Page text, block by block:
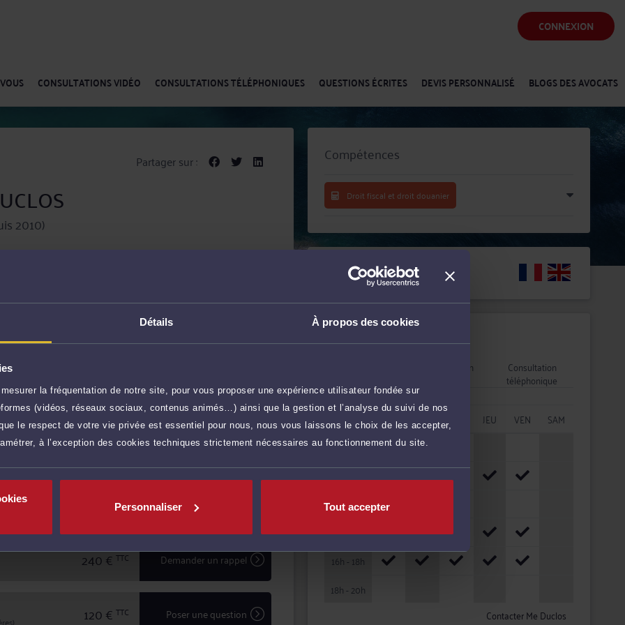
Détails À propos des cookies
la fréquentation de notre site, pour vous proposer une expérience utilisateur fondée sur
(vidéos, réseaux sociaux, contenus animés…) ainsi que la gestion et l’analyse du suivi de nos
le respect de votre vie privée est essentiel pour nous, nous vous laissons le choix de les accepter,
à l’exception des cookies techniques strictement nécessaires au fonctionnement du site.
Personnaliser Tout accepter
CONNEXION
CONSULTATIONS VIDÉO CONSULTATIONS TÉLÉPHONIQUES QUESTIONS ÉCRITES DEVIS PERSONNALISÉ BLOGS DES AVOCATS
Partager sur :
2010)
ses compétences au service de ses clients
il vous conseille efficacement et vous assiste en
vos intérêts.
d'Avocat Maître DUCLOS garantit à chacun de
l'accomplissement de la mission confiée.
de sorte que le montant définitif des honoraires
nécessaire à son examen.
plus
240 € TTC Prendre RDV
240 €TTC Prendre RDV
240 €TTC Demander un rappel
120 € TTC Poser une question
Compétences
Droit fiscal et droit douanier
Langues
Disponibilités
Consultation Consultation
téléphonique
HORAIRES LUN MAR MER JEU VEN
SAM
08h - 10h
10h - 12h
12h - 14h
14h - 16h
16h - 18h
18h - 20h
Contacter Me Duclos